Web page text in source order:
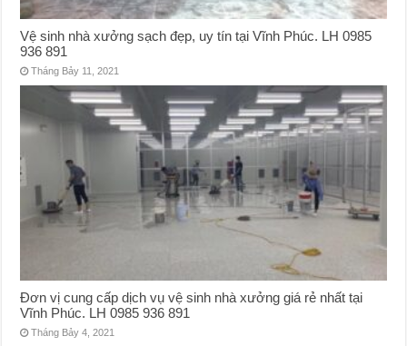
Vệ sinh nhà xưởng sạch đẹp, uy tín tại Vĩnh Phúc. LH 0985
936 891
Tháng Bảy 11, 2021
Đơn vị cung cấp dịch vụ vệ sinh nhà xưởng giá rẻ nhất tại
Vĩnh Phúc. LH 0985 936 891
Tháng Bảy 4, 2021